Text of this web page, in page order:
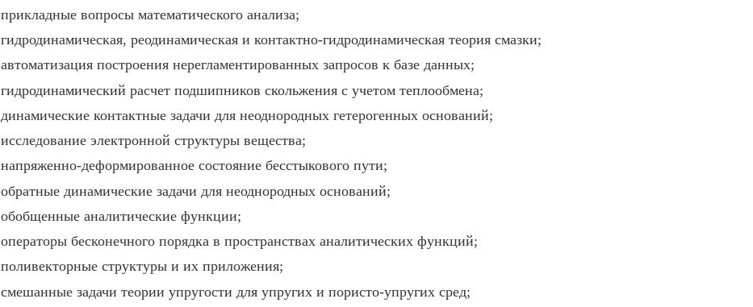
прикладные вопросы математического анализа;
гидродинамическая, реодинамическая и контактно-гидродинамическая теория смазки;
автоматизация построения нерегламентированных запросов к базе данных;
гидродинамический расчет подшипников скольжения с учетом теплообмена;
динамические контактные задачи для неоднородных гетерогенных оснований;
исследование электронной структуры вещества;
напряженно-деформированное состояние бесстыкового пути;
обратные динамические задачи для неоднородных оснований;
обобщенные аналитические функции;
операторы бесконечного порядка в пространствах аналитических функций;
поливекторные структуры и их приложения;
смешанные задачи теории упругости для упругих и пористо-упругих сред;